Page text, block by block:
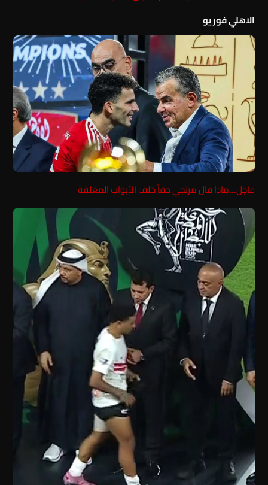
الاهلي فور يو
عاجل…ماذا قال مرتجي حقاً خلف الأبواب المغلقة